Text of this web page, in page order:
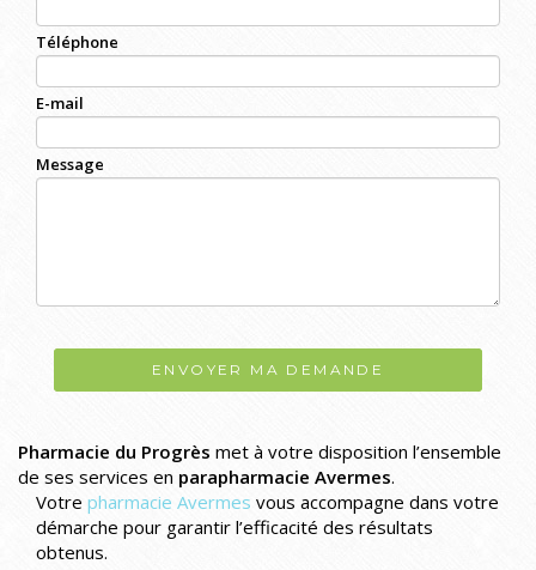
Téléphone
E-mail
Message
ENVOYER MA DEMANDE
Pharmacie du Progrès met à votre disposition l’ensemble
de ses services en parapharmacie Avermes.
Votre pharmacie Avermes vous accompagne dans votre
démarche pour garantir l’efficacité des résultats
obtenus.